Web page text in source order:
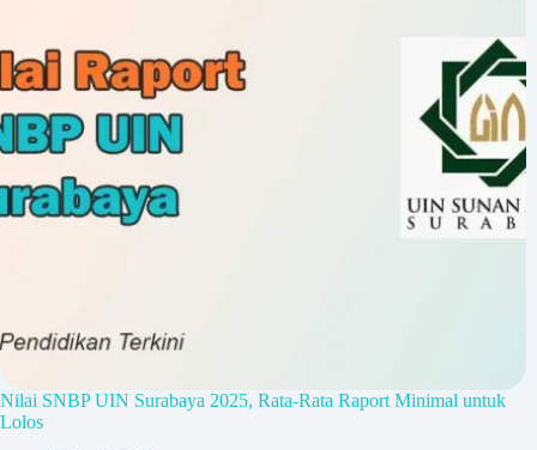
Nilai SNBP UIN Surabaya 2025, Rata-Rata Raport Minimal untuk
Lolos